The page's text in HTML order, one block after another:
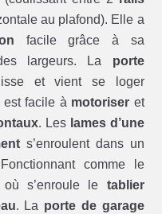
au plafond). Elle a
facile grâce à sa
largeurs. La porte
et vient se loger
est facile à motoriser et
. Les lames d’une
s’enroulent dans un
comme le
où s’enroule le tablier
. La porte de garage